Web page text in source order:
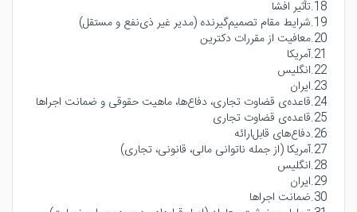
18.تأثیر افشا
19.شرایط مقام تصمیم‌گیرنده (مدیر غیر ذی‌نفع و مستقل)
20.معافیت از مقررات دکترین
21.آمریکا
22.انگلیس
23.ایران
24.قاعده‌ی قضاوت تجاری، دفاع‌ها، ماهیت حقوقی و ضمانت اجراها
25.قاعده‌ی قضاوت تجاری
26.دفاع‌های قابل‌ارائه
27.آمریکا (از جمله ناتوانی مالی، قانونی، تجاری)
28.انگلیس
29.ایران
30.ضمانت اجراها